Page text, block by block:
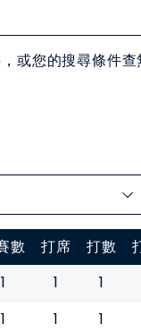
或您的搜尋條件
數 打席 打數
1 1 1
1 1 1